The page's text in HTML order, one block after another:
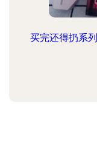
买完还得扔系